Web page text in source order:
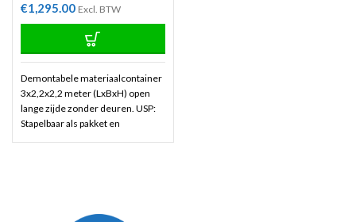
€1,295.00 Excl. BTW
Demontabele materiaalcontainer
3x2,2x2,2 meter (LxBxH) open
lange zijde zonder deuren. USP:
Stapelbaar als pakket en
offerte of order te plaatsen.